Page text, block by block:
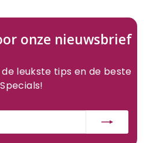
,
0
onze nieuwsbrief
leukste tips en de beste
Specials!